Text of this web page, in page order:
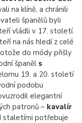
na klíně, a chránili
španělů byli
vládli v 17. století.
na nás hledí z celé
do módy přišly
španěl s
19. a 20. století
podobu
elegantní
patronů – kavalír
staletími potřebuje